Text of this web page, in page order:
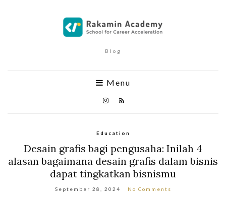
Blog
Menu
Education
Desain grafis bagi pengusaha: Inilah 4
alasan bagaimana desain grafis dalam bisnis
dapat tingkatkan bisnismu
September 28, 2024 No Comments